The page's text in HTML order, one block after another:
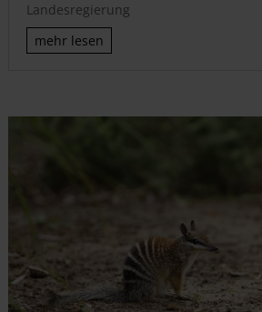
Landesregierung
mehr lesen